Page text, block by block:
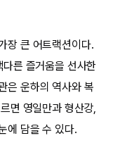
장 큰 어트랙션이다.
른 즐거움을 선사한
은 운하의 역사와 복
면 영일만과 형산강,
에 담을 수 있다.